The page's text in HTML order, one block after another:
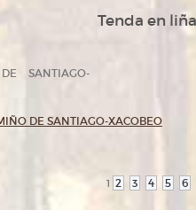
Tenda en
SANTIAGO-
DE SANTIAGO-XACOBEO
1 2 3 4 5 6